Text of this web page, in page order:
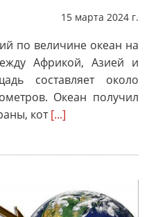
15 марта 2024 г.
по величине океан на
Африкой, Азией и
составляет около
Океан получил
кот[...]